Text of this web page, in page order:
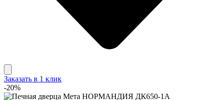
Заказать в 1 клик
-20%